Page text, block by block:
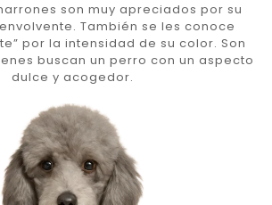
son muy apreciados por su
También se les conoce
por la intensidad de su color. Son
buscan un perro con un aspecto
dulce y acogedor.